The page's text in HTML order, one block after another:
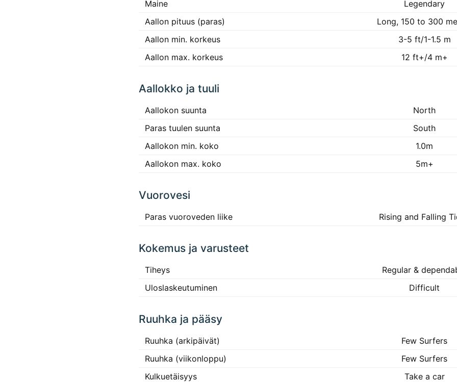
Maine
Legendary
Aallon pituus (paras)
Long, 150 to 300
Aallon min. korkeus
3-5 ft/1-1.5 m
Aallon max. korkeus
12 ft+/4 m+
Aallokko ja tuuli
Aallokon suunta
North
Paras tuulen suunta
South
Aallokon min. koko
1.0m
Aallokon max. koko
5m+
Vuorovesi
Paras vuoroveden liike Rising and Falling
Kokemus ja varusteet
Tiheys
Regular &
Uloslaskeutuminen
Difficult
Ruuhka ja pääsy
Ruuhka (arkipäivät)
Few Surfers
Ruuhka (viikonloppu)
Few Surfers
Kulkuetäisyys
Take a car